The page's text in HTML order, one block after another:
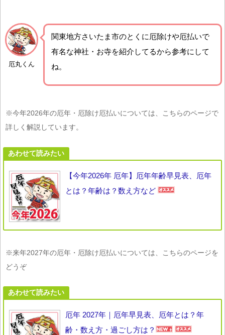
厄丸くん
関東地方さいたま市のとくに厄除けや厄払いで
有名な神社・お寺を紹介 してるから参考にして
ね。
※今年2026年の厄年・厄除け厄払いについては、こちらのページで
詳しく解説しています。
あわせて読みたい
【今年2026年 厄年】厄年年齢早見表、厄年
とは？年齢は？数え方など
※来年2027年の厄年・厄除け厄払いについては、こちらのページを
どうぞ
あわせて読みたい
厄年 2027年｜厄年早見表、厄年とは？年
齢・数え方・過ごし方は？